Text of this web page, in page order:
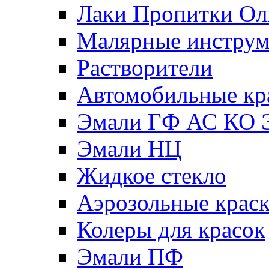
Лаки Пропитки
Малярные
Растворители
Автомобильные
Эмали ГФ АС КО
Эмали НЦ
Жидкое стекло
Аэрозольные
Колеры для красок
Эмали ПФ